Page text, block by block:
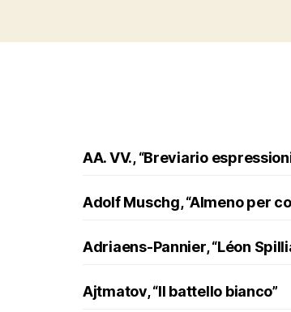
AA. VV., “Breviario
Adolf Muschg, “Almeno per
Adriaens-Pannier, “Léon
Ajtmatov, “Il battello bianco”